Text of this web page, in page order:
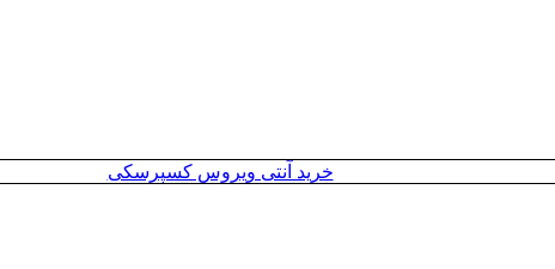
خرید آنتی ویروس کسپرسکی